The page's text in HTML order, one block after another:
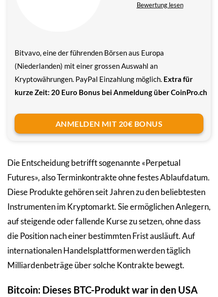
Bitvavo, eine der führenden Börsen aus Europa
(Niederlanden) mit einer grossen Auswahl an
Kryptowährungen. PayPal Einzahlung möglich. Extra für
kurze Zeit: 20 Euro Bonus bei Anmeldung über CoinPro.ch
Bewertung lesen
ANMELDEN MIT 20€ BONUS
Die Entscheidung betrifft sogenannte «Perpetual
Futures», also Terminkontrakte ohne festes Ablaufdatum.
Diese Produkte gehören seit Jahren zu den beliebtesten
Instrumenten im Kryptomarkt. Sie ermöglichen Anlegern,
auf steigende oder fallende Kurse zu setzen, ohne dass
die Position nach einer bestimmten Frist ausläuft. Auf
internationalen Handelsplattformen werden täglich
Milliardenbeträge über solche Kontrakte bewegt.
Bitcoin: Dieses BTC-Produkt war in den USA